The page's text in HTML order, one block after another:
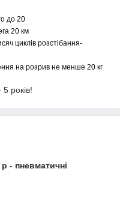
до 20
20 км
циклів розстібання-
на розрив не менше 20 кг
років!
- пневматичні